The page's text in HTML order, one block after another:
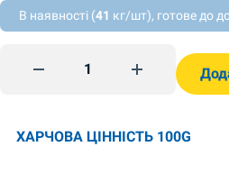
В наявності (41 кг/шт), готове до
Сушки з маком Подільські
ХАРЧОВА ЦІННІСТЬ 100G